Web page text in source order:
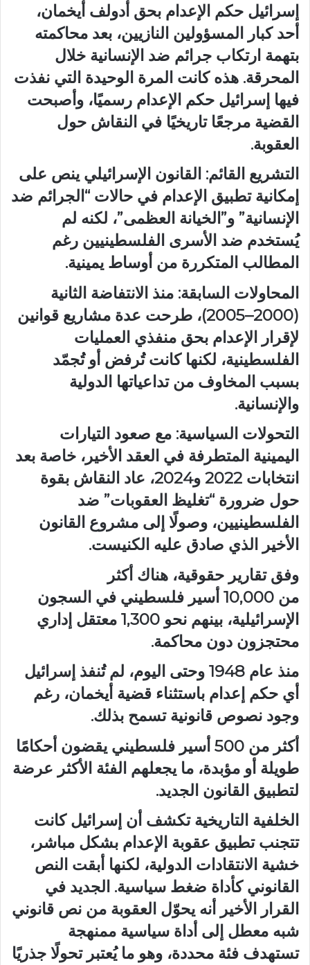
إسرائيل حكم الإعدام بحق أدولف أيخمان،
أحد كبار المسؤولين النازيين، بعد محاكمته
بتهمة ارتكاب جرائم ضد الإنسانية خلال
المحرقة. هذه كانت المرة الوحيدة التي نفذت
فيها إسرائيل حكم الإعدام رسميًا، وأصبحت
القضية مرجعًا تاريخيًا في النقاش حول
العقوبة.
التشريع القائم: القانون الإسرائيلي ينص على
إمكانية تطبيق الإعدام في حالات “الجرائم ضد
الإنسانية” و”الخيانة العظمى”، لكنه لم
يُستخدم ضد الأسرى الفلسطينيين رغم
المطالب المتكررة من أوساط يمينية.
المحاولات السابقة: منذ الانتفاضة الثانية
(2000–2005)، طرحت عدة مشاريع قوانين
لإقرار الإعدام بحق منفذي العمليات
الفلسطينية، لكنها كانت تُرفض أو تُجمّد
بسبب المخاوف من تداعياتها الدولية
والإنسانية.
التحولات السياسية: مع صعود التيارات
اليمينية المتطرفة في العقد الأخير، خاصة بعد
انتخابات 2022 و2024، عاد النقاش بقوة
حول ضرورة “تغليظ العقوبات” ضد
الفلسطينيين، وصولًا إلى مشروع القانون
الأخير الذي صادق عليه الكنيست.
وفق تقارير حقوقية، هناك أكثر
من 10,000 أسير فلسطيني في السجون
الإسرائيلية، بينهم نحو 1,300 معتقل إداري
محتجزون دون محاكمة.
منذ عام 1948 وحتى اليوم، لم تُنفذ إسرائيل
أي حكم إعدام باستثناء قضية أيخمان، رغم
وجود نصوص قانونية تسمح بذلك.
أكثر من 500 أسير فلسطيني يقضون أحكامًا
طويلة أو مؤبدة، ما يجعلهم الفئة الأكثر عرضة
لتطبيق القانون الجديد.
الخلفية التاريخية تكشف أن إسرائيل كانت
تتجنب تطبيق عقوبة الإعدام بشكل مباشر،
خشية الانتقادات الدولية، لكنها أبقت النص
القانوني كأداة ضغط سياسية. الجديد في
القرار الأخير أنه يحوّل العقوبة من نص قانوني
شبه معطل إلى أداة سياسية ممنهجة
تستهدف فئة محددة، وهو ما يُعتبر تحولًا جذريًا